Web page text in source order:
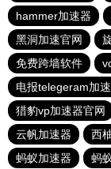
hammer加速器
黑洞加速官网
免费跨墙软件
电报telegeram加
猎豹vp加速器官网
云帆加速器
西
蚂蚁加速器
蚂